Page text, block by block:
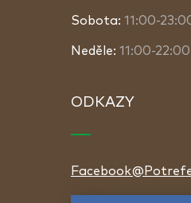
Sobota: 11:00-
Neděle: 11:00-22:00
ODKAZY